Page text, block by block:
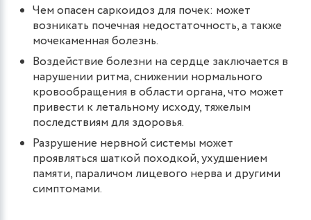
Чем опасен саркоидоз для почек: может
возникать почечная недостаточность, а также
мочекаменная болезнь.
Воздействие болезни на сердце заключается в
нарушении ритма, снижении нормального
кровообращения в области органа, что может
привести к летальному исходу, тяжелым
последствиям для здоровья.
Разрушение нервной системы может
проявляться шаткой походкой, ухудшением
памяти, параличом лицевого нерва и другими
симптомами.